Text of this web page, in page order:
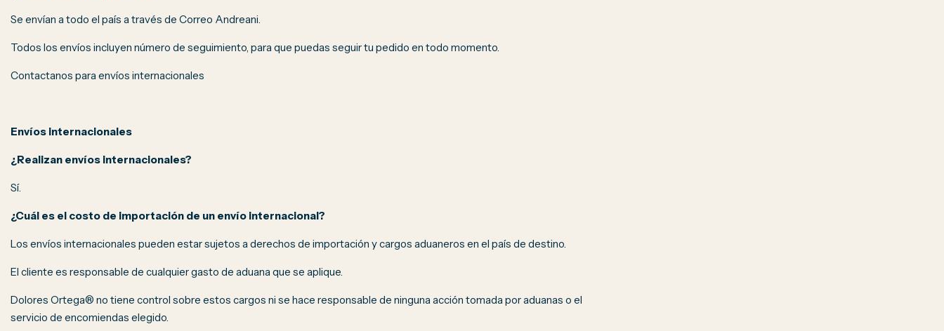
Se envían a todo el país a través de Correo Andreani.
Todos los envíos incluyen número de seguimiento, para que puedas seguir tu pedido en todo momento.
Contactanos para envíos internacionales
Envíos internacionales
¿Realizan envíos internacionales?
Sí.
¿Cuál es el costo de importación de un envío internacional?
Los envíos internacionales pueden estar sujetos a derechos de importación y cargos aduaneros en el país de destino.
El cliente es responsable de cualquier gasto de aduana que se aplique.
Dolores Ortega® no tiene control sobre estos cargos ni se hace responsable de ninguna acción tomada por aduanas o el
servicio de encomiendas elegido.